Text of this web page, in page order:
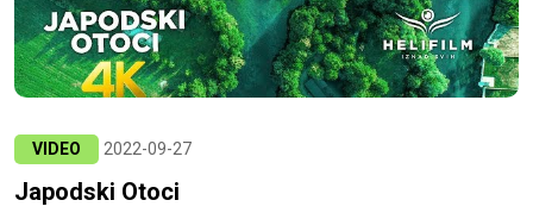
VIDEO 2022-09-27
Japodski Otoci